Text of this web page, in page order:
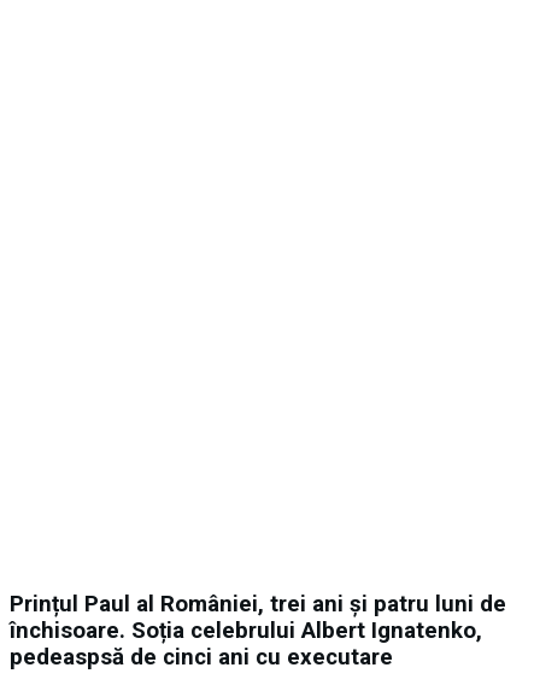
Prințul Paul al României, trei ani și patru luni de
închisoare. Soția celebrului Albert Ignatenko,
pedeaspsă de cinci ani cu executare